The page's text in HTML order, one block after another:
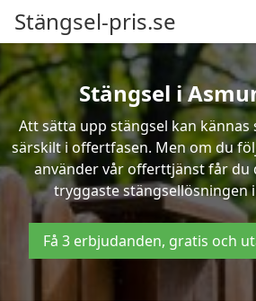
Stängsel-pris.se
Stängsel i
Att sätta upp stängsel kan kännas
särskilt i offertfasen. Men om du
använder vår offerttjänst får du
tryggaste stängsellösningen
Få 3 erbjudanden, gratis och